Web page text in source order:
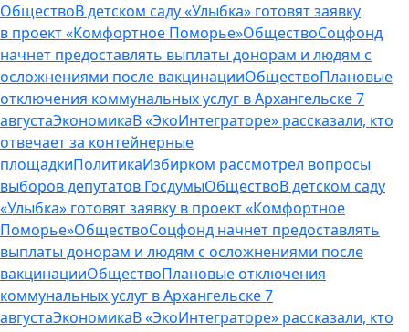
ОбществоВ детском саду «Улыбка» готовят заявку
в проект «Комфортное Поморье»ОбществоСоцфонд
начнет предоставлять выплаты донорам и людям с
осложнениями после вакцинацииОбществоПлановые
отключения коммунальных услуг в Архангельске 7
августаЭкономикаВ «ЭкоИнтеграторе» рассказали, кто
отвечает за контейнерные
площадкиПолитикаИзбирком рассмотрел вопросы
выборов депутатов ГосдумыОбществоВ детском саду
«Улыбка» готовят заявку в проект «Комфортное
Поморье»ОбществоСоцфонд начнет предоставлять
выплаты донорам и людям с осложнениями после
вакцинацииОбществоПлановые отключения
коммунальных услуг в Архангельске 7
августаЭкономикаВ «ЭкоИнтеграторе» рассказали, кто